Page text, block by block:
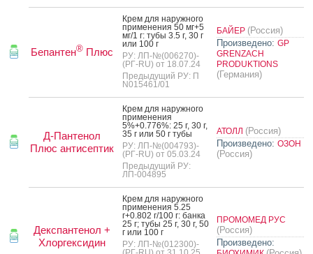
Бепантен® Плюс
Крем для на­руж­но­го
при­мене­ния 50 мг+5
мг/1 г: ту­бы 3.5 г, 30 г
или 100 г
РУ: ЛП-№(006270)-
(РГ-RU) от 18.07.24
Предыдущий РУ: П
N015461/01
БАЙЕР (Россия)
Произведено: GP
GRENZACH
PRODUKTIONS
(Германия)
Д-Пантенол
Плюс антисептик
Крем для на­руж­но­го
при­мене­ния
5%+0.776%: 25 г, 30 г,
35 г или 50 г ту­бы
РУ: ЛП-№(004793)-
(РГ-RU) от 05.03.24
Предыдущий РУ:
ЛП-004895
АТОЛЛ (Россия)
Произведено: ОЗОН
(Россия)
Декспантенол +
Хлоргексидин
Крем для на­руж­но­го
при­мене­ния 5.25
г+0.802 г/100 г: бан­ка
25 г; ту­бы 25 г, 30 г, 50
г или 100 г
РУ: ЛП-№(012300)-
ПРОМОМЕД РУС
(Россия)
Произведено: